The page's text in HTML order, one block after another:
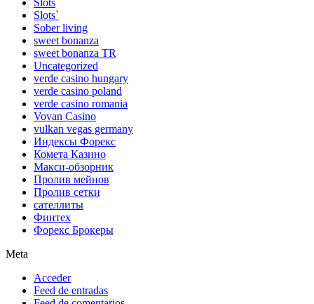
Slots
Slots`
Sober living
sweet bonanza
sweet bonanza TR
Uncategorized
verde casino hungary
verde casino poland
verde casino romania
Vovan Casino
vulkan vegas germany
Индексы Форекс
Комета Казино
Макси-обзорник
Пролив мейнов
Пролив сетки
сателлиты
Финтех
Форекс Брокеры
Meta
Acceder
Feed de entradas